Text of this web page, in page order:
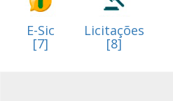
E-Sic
[7]
Licitações
[8]